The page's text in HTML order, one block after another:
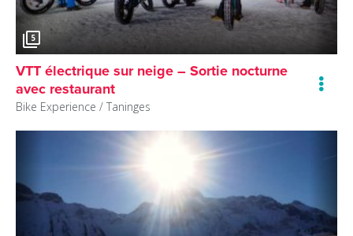
5
VTT électrique sur neige – Sortie nocturne
avec restaurant
Bike Experience / Taninges